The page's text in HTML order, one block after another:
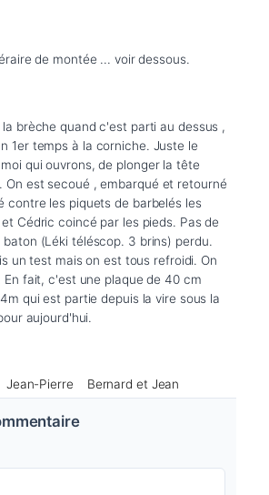
de montée ... voir dessous.
la brèche quand c'est parti au dessus ,
1er temps à la corniche. Juste le
qui ouvrons, de plonger la tête
On est secoué , embarqué et retourné
contre les piquets de barbelés les
Cédric coincé par les pieds. Pas de
(Léki téléscop. 3 brins) perdu.
un test mais on est tous refroidi. On
En fait, c'est une plaque de 40 cm
qui est partie depuis la vire sous la
aujourd'hui.
Jean-Pierre Bernard et Jean